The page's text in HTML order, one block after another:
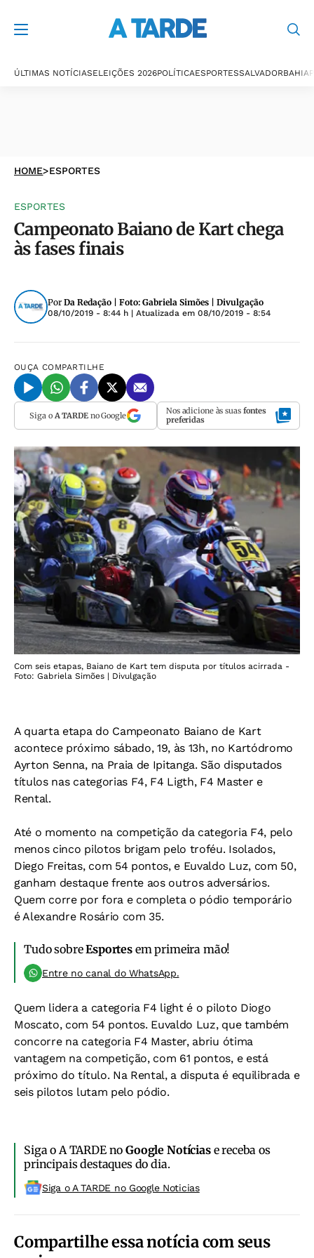
ÚLTIMAS NOTÍCIASELEIÇÕES 2026POLÍTICAESPORTESSALVADORBAHIA
HOME>ESPORTES
ESPORTES
Campeonato Baiano de Kart chega
às fases finais
Por Da Redação | Foto: Gabriela Simões | Divulgação
08/10/2019 - 8:44 h | Atualizada em 08/10/2019 - 8:54
OUÇA COMPARTILHE
Siga o A TARDEno Google Nos adicione às suas fontes
preferidas
Com seis etapas, Baiano de Kart tem disputa por títulos acirrada -
Foto: Gabriela Simões | Divulgação
A quarta etapa do Campeonato Baiano de Kart
acontece próximo sábado, 19, às 13h, no Kartódromo
Ayrton Senna, na Praia de Ipitanga. São disputados
títulos nas categorias F4, F4 Ligth, F4 Master e
Rental.
Até o momento na competição da categoria F4, pelo
menos cinco pilotos brigam pelo troféu. Isolados,
Diego Freitas, com 54 pontos, e Euvaldo Luz, com 50,
ganham destaque frente aos outros adversários.
Quem corre por fora e completa o pódio temporário
é Alexandre Rosário com 35.
Tudo sobreEsportesem primeira mão!
Entre no canal do WhatsApp.
Quem lidera a categoria F4 light é o piloto Diogo
Moscato, com 54 pontos. Euvaldo Luz, que também
concorre na categoria F4 Master, abriu ótima
vantagem na competição, com 61 pontos, e está
próximo do título. Na Rental, a disputa é equilibrada e
seis pilotos lutam pelo pódio.
Siga o A TARDE noGoogle Notíciase receba os
principais destaques do dia.
Siga o A TARDE no Google Noticias
Compartilhe essa notícia com seus